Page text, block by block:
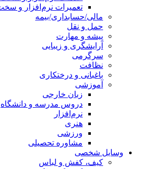
تعمیرات نرم‌افزار و
مالی/حسابداری/بیمه
حمل و نقل
پیشه و مهارت
آرایشگری و زیبایی
سرگرمی
نظافت
باغبانی و درختکاری
آموزشی
زبان خارجی
دروس مدرسه و دانشگاه
نرم‌افزار
هنری
ورزشی
مشاوره تحصیلی
وسایل شخصی
کیف، کفش و لباس